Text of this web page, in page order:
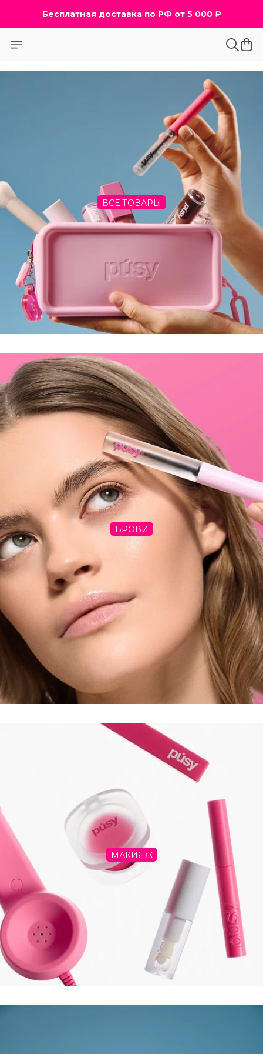
Бесплатная доставка по РФ от 5 000 ₽
ВСЕ ТОВАРЫ
БРОВИ
МАКИЯЖ